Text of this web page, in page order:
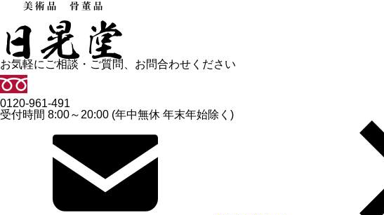
お気軽にご相談・ご質問、お問合わせください
0120-961-491
受付時間 8:00～20:00 (年中無休 年末年始除く)